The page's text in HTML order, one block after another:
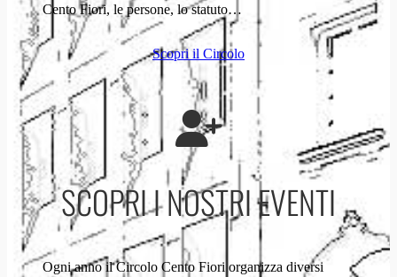
Cento Fiori, le persone, lo statuto…
Scopri il Circolo
SCOPRI I NOSTRI EVENTI
Ogni anno il Circolo Cento Fiori organizza diversi